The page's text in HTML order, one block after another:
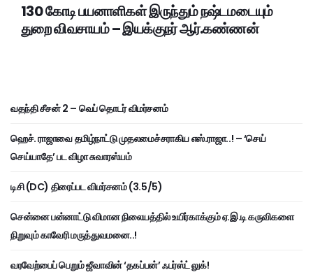
130 கோடி பயனாளிகள் இருந்தும் நஷ்டமடையும்
துறை விவசாயம் – இயக்குநர் ஆர்.கண்ணன்
வதந்தி சீசன் 2 – வெப் தொடர் விமர்சனம்
ஹெச். ராஜாவை தமிழ்நாட்டு முதலமைச்சராகிய எஸ்.ராஜா..! – ‘செய்
செய்யாதே’ பட விழா சுவாரஸ்யம்
டிசி (DC) திரைப்பட விமர்சனம் (3.5/5)
சென்னை பன்னாட்டு விமான நிலையத்தில் உயிர்காக்கும் ஏ.இ.டி கருவிகளை
நிறுவும் காவேரி மருத்துவமனை..!
வரவேற்பைப் பெறும் ஜீவாவின் ‘தகப்பன்’ ஃபர்ஸ்ட் லுக்!